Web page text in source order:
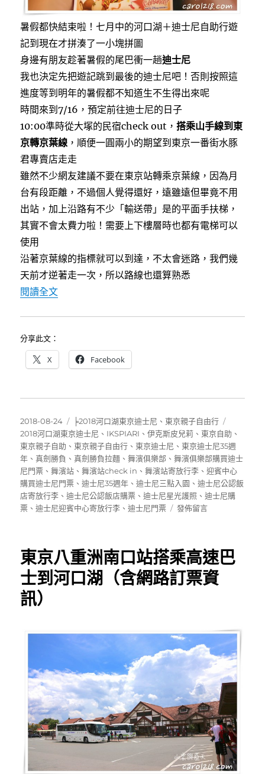
暑假都快結束啦！七月中的河口湖＋迪士尼自助行遊
記到現在才拼湊了一小塊拼圖
身邊有朋友趁著暑假的尾巴衝一趟迪士尼
我也決定先把遊記跳到最後的迪士尼吧！否則按照這
進度等到明年的暑假都不知道生不生得出來呢
時間來到7/16，預定前往迪士尼的日子
10:00準時從大塚的民宿check out，搭乘山手線到東
京轉京葉線 ，順便一圓兩小的期望到東京一番街水豚
君專賣店走走
雖然不少網友建議不要在東京站轉乘京葉線，因為月
台有段距離，不過個人覺得還好，遠雖遠但畢竟不用
出站，加上沿路有不少「輸送帶」是的平面手扶梯，
其實不會太費力啦！需要上下樓層時也都有電梯可以
使用
沿著京葉線的指標就可以到達，不太會迷路，我們幾
天前才逆著走一次，所以路線也還算熟悉
閱讀全文〈[東京迪士尼35週年]JR舞濱站迎賓中心寄放行
分享此文：
X Facebook
發
佈
日
期:
2018-08-24
分
類
╞2018河口湖東京迪士尼 、 東京親子自由行
籤
2018河口湖東京迪士尼 、 IKSPIARI 、伊克斯皮兒莉 、 東京自助 、
東京親子自助 、 東京親子自由行 、 東京迪士尼 、 東京迪士尼35週
年 、真劍勝負 、真劍勝負拉麵 、舞濱俱樂部 、舞濱俱樂部購買迪士
尼門票 、舞濱站 、舞濱站check in 、舞濱站寄放行李 、迎賓中心
購買迪士尼門票 、迪士尼35週年 、迪士尼三點入園 、迪士尼公認飯
店寄放行李 、迪士尼公認飯店購票 、迪士尼星光護照 、迪士尼購
票 、迪士尼迎賓中心寄放行李 、迪士尼門票
在
士
尼
35
濱
迎
寄
放
行
購
買
發佈留言
東京八重洲南口站搭乘高速巴
士到河口湖（含網路訂票資
訊）